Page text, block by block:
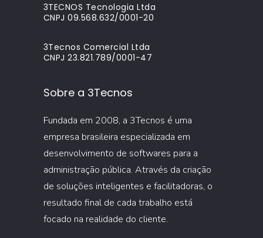
3TECNOS Tecnologia Ltda
CNPJ 09.568.632/0001-20
3Tecnos Comercial Ltda
CNPJ 23.821.789/0001-47
Sobre a 3Tecnos
Fundada em 2008, a 3Tecnos é uma
empresa brasileira especializada em
desenvolvimento de softwares para a
administração pública. Através da criação
de soluções inteligentes e facilitadoras, o
resultado final de cada trabalho está
focado na realidade do cliente.